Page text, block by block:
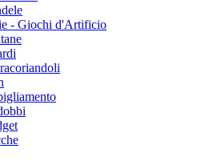
- Giochi d'Artificio